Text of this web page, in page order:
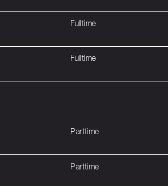
Fulltime
Fulltime
Parttime
Parttime